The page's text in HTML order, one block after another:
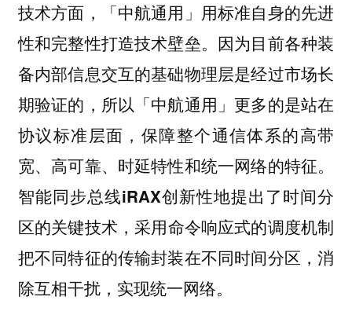
技术方面，「中航通用」用标准自身的先进
性和完整性打造技术壁垒。因为目前各种装
备内部信息交互的基础物理层是经过市场长
期验证的，所以「中航通用」更多的是站在
协议标准层面，保障整个通信体系的高带
宽、高可靠、时延特性和统一网络的特征。
智能同步总线iRAX创新性地提出了时间分
区的关键技术 ，采用命令响应式的调度机制
把不同特征的传输封装在不同时间分区，消
除互相干扰，实现统一网络。